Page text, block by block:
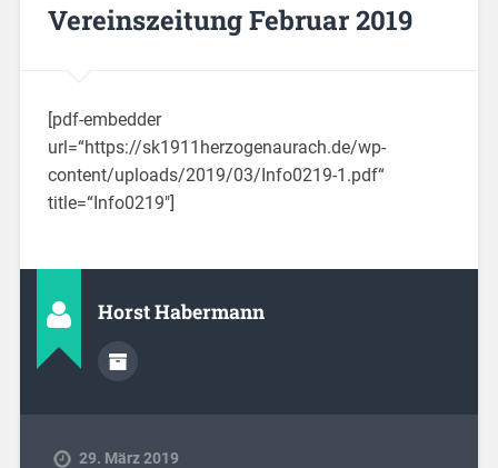
Vereinszeitung Februar 2019
[pdf-embedder
url=“https://sk1911herzogenaurach.de/wp-
content/uploads/2019/03/Info0219-1.pdf“
title=“Info0219″]
Horst Habermann
29. März 2019